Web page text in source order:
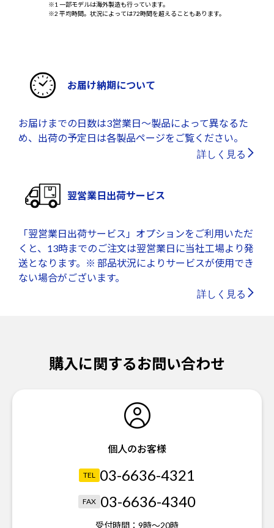
※1 一部モデルは海外製造も行っています。
※2 平均時間。状況によっては72時間を超えることもあります。
お届け納期について
お届けまでの日数は3営業日～製品によって異なるた
め、出荷の予定日は各製品ページをご覧ください。
詳しく見る
翌営業日出荷サービス
「翌営業日出荷サービス」オプションをご利用いただ
くと、13時までのご注文は翌営業日に当社工場より発
送となります。※ 部品状況によりサービスが使用でき
ない場合がございます。
詳しく見る
購入に関するお問い合わせ
個人のお客様
TEL 03-6636-4321
FAX 03-6636-4340
受付時間： 9時～20時